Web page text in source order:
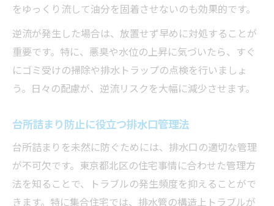
をゆっくり流して油分を固着させないのも効果的です。
逆流が発生した場合は、放置せず早めに対処することが
重要です。特に、悪臭や水位の上昇に気づいたら、すぐ
にゴミ受けの掃除や排水トラップの点検を行いましょ
う。日々の配慮が、逆流リスクを大幅に減少させます。
台所詰まり防止に役立つ排水口管理法
台所詰まりを未然に防ぐためには、排水口の適切な管理
が不可欠です。東京都北区の住宅事情に合わせた管理方
法を知ることで、トラブルの発生頻度を抑えることがで
きます。特に集合住宅では、排水管の構造上トラブルが